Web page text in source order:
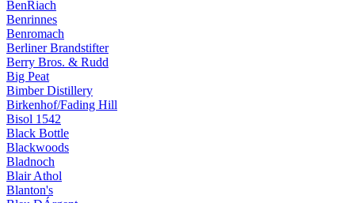
BenRiach
Benrinnes
Benromach
Berliner Brandstifter
Berry Bros. & Rudd
Big Peat
Bimber Distillery
Birkenhof/Fading Hill
Bisol 1542
Black Bottle
Blackwoods
Bladnoch
Blair Athol
Blanton's